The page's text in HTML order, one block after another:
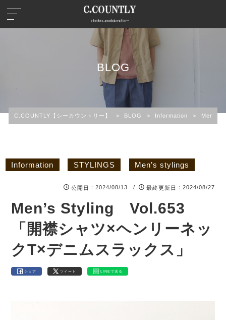
BLOG
C.COUNTLY【シーカウントリー】 > BLOG > Information > Men’s
Information STYLINGS Men’s stylings
公開日 ：2024/08/13 / 最終更新日 ：2024/08/27
Men’s Styling Vol.653
「開襟シャツ×ヘンリーネッ
クT×デニムスラックス」
シェア ツイート LINEで送る